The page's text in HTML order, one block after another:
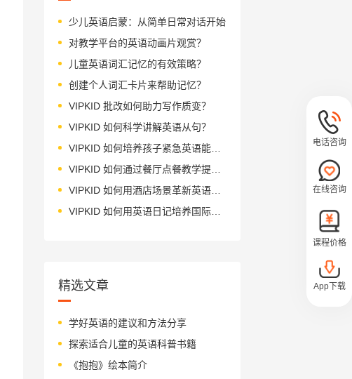
少儿英语启蒙：从简单日常对话开始
对教学平台的英语动画片观赏？
儿童英语词汇记忆的有效策略？
创建个人词汇卡片来帮助记忆？
VIPKID 批改如何助力写作质变？
VIPKID 如何科学讲解英语从句？
VIPKID 如何培养孩子紧急英语能力？
VIPKID 如何通过餐厅点餐教学提升少儿英语应用能力？
VIPKID 如何用酒店场景革新英语教学？
VIPKID 如何用英语日记培养国际化人才？
精选文章
学好英语的建议和方法分享
探索适合儿童的英语科普书籍
《抱抱》绘本简介
电话咨询
在线咨询
课程价格
App下载